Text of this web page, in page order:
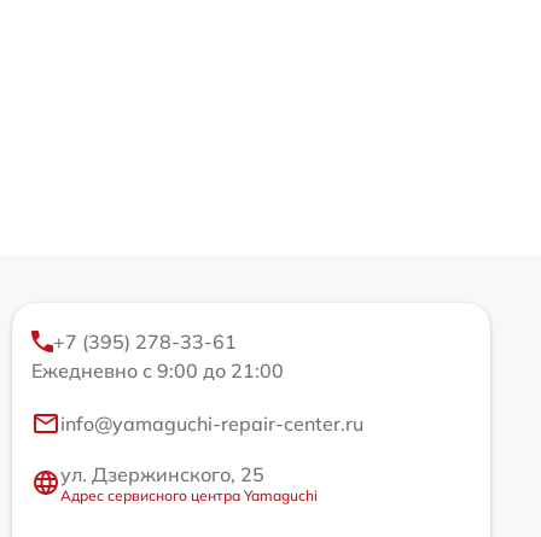
+7 (395) 278-33-61
Ежедневно с 9:00 до 21:00
info@yamaguchi-repair-center.ru
ул. Дзержинского, 25
Адрес сервисного центра Yamaguchi